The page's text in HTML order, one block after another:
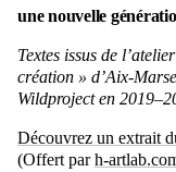
une nouvelle
Textes issus de
création » d’Aix-
Wildproject en
Découvrez un extrait
(Offert parh-